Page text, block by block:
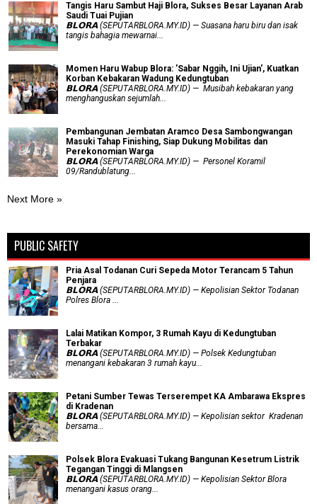
Tangis Haru Sambut Haji Blora, Sukses Besar Layanan Arab
Saudi Tuai Pujian
𝗕𝗟𝗢𝗥𝗔 (SEPUTARBLORA.MY.ID) — Suasana haru biru dan isak
tangis bahagia mewarnai...
Momen Haru Wabup Blora: ​'Sabar Nggih, Ini Ujian', Kuatkan
Korban Kebakaran Wadung Kedungtuban
𝗕𝗟𝗢𝗥𝗔 (SEPUTARBLORA.MY.ID) — Musibah kebakaran yang
menghanguskan sejumlah...
Pembangunan Jembatan Aramco Desa Sambongwangan
Masuki Tahap Finishing, Siap Dukung Mobilitas dan
Perekonomian Warga
𝗕𝗟𝗢𝗥𝗔 (SEPUTARBLORA.MY.ID) — Personel Koramil
09/Randublatung...
Next More »
PUBLIC SAFETY
Pria Asal Todanan Curi Sepeda Motor Terancam 5 Tahun
Penjara
𝗕𝗟𝗢𝗥𝗔 (SEPUTARBLORA.MY.ID) — Kepolisian Sektor Todanan
Polres Blora ...
Lalai Matikan Kompor, 3 Rumah Kayu di Kedungtuban
Terbakar
𝗕𝗟𝗢𝗥𝗔 (SEPUTARBLORA.MY.ID) — Polsek Kedungtuban
menangani kebakaran 3 rumah kayu...
Petani Sumber Tewas Terserempet KA Ambarawa Ekspres
di Kradenan
𝗕𝗟𝗢𝗥𝗔 (SEPUTARBLORA.MY.ID) — Kepolisian sektor Kradenan
bersama...
Polsek Blora Evakuasi Tukang Bangunan Kesetrum Listrik
Tegangan Tinggi di Mlangsen
𝗕𝗟𝗢𝗥𝗔 (SEPUTARBLORA.MY.ID) — Kepolisian Sektor Blora
menangani kasus orang...